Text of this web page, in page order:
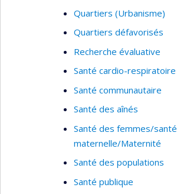
Quartiers (Urbanisme)
Quartiers défavorisés
Recherche évaluative
Santé cardio-respiratoire
Santé communautaire
Santé des aînés
Santé des femmes/santé
maternelle/Maternité
Santé des populations
Santé publique